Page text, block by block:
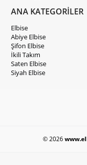
ANA KATEGORİLER
Elbise
Abiye Elbise
Şifon Elbise
İkili Takım
Saten Elbise
Siyah Elbise
© 2026